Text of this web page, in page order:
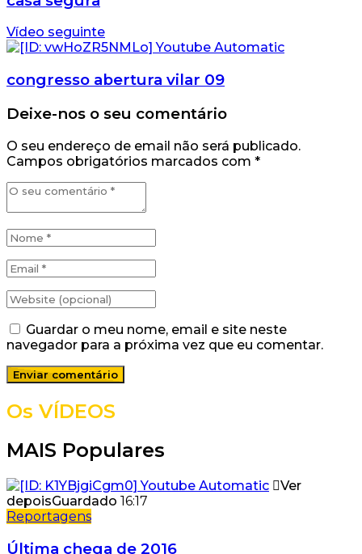
Vídeo seguinte
congresso abertura vilar 09
Deixe-nos o seu comentário
O seu endereço de email não será publicado.
Campos obrigatórios marcados com *
Guardar o meu nome, email e site neste
navegador para a próxima vez que eu comentar.
Os VÍDEOS
MAIS Populares
Ver
depoisGuardado 16:17
Reportagens
Última chega de 2016